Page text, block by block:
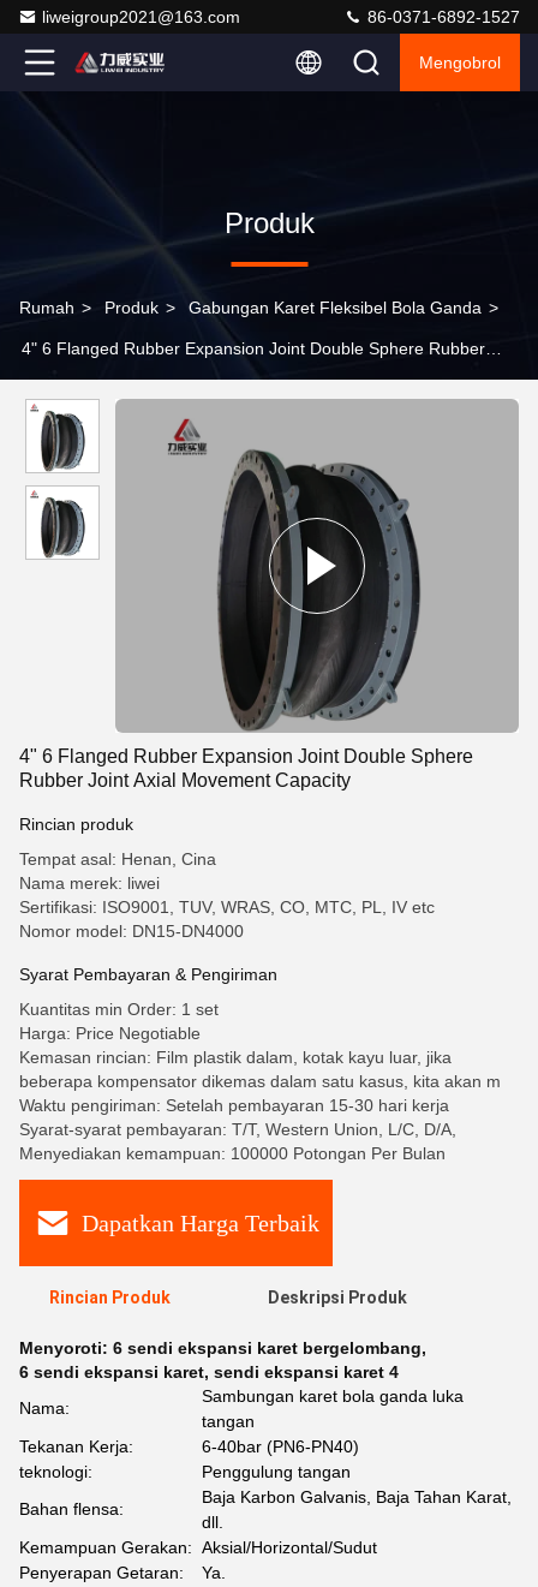
liweigroup2021@163.com 86-0371-6892-1527
Mengobrol
Produk
Rumah > Produk > Gabungan Karet Fleksibel Bola Ganda >
4" 6 Flanged Rubber Expansion Joint Double Sphere Rubber
4" 6 Flanged Rubber Expansion Joint Double Sphere
Rubber Joint Axial Movement Capacity
Rincian produk
Tempat asal: Henan, Cina
Nama merek: liwei
Sertifikasi: ISO9001, TUV, WRAS, CO, MTC, PL, IV etc
Nomor model: DN15-DN4000
Syarat Pembayaran & Pengiriman
Kuantitas min Order: 1 set
Harga: Price Negotiable
Kemasan rincian: Film plastik dalam, kotak kayu luar, jika
beberapa kompensator dikemas dalam satu kasus, kita akan m
Waktu pengiriman: Setelah pembayaran 15-30 hari kerja
Syarat-syarat pembayaran: T/T, Western Union, L/C, D/A,
Menyediakan kemampuan: 100000 Potongan Per Bulan
Dapatkan Harga Terbaik
Rincian Produk Deskripsi Produk
Menyoroti: 6 sendi ekspansi karet bergelombang,
6 sendi ekspansi karet, sendi ekspansi karet 4
Nama:
Sambungan karet bola ganda luka
tangan
Tekanan Kerja:
6-40bar (PN6-PN40)
teknologi:
Penggulung tangan
Bahan flensa:
Baja Karbon Galvanis, Baja Tahan Karat,
dll.
Kemampuan Gerakan: Aksial/Horizontal/Sudut
Penyerapan Getaran:
Ya.